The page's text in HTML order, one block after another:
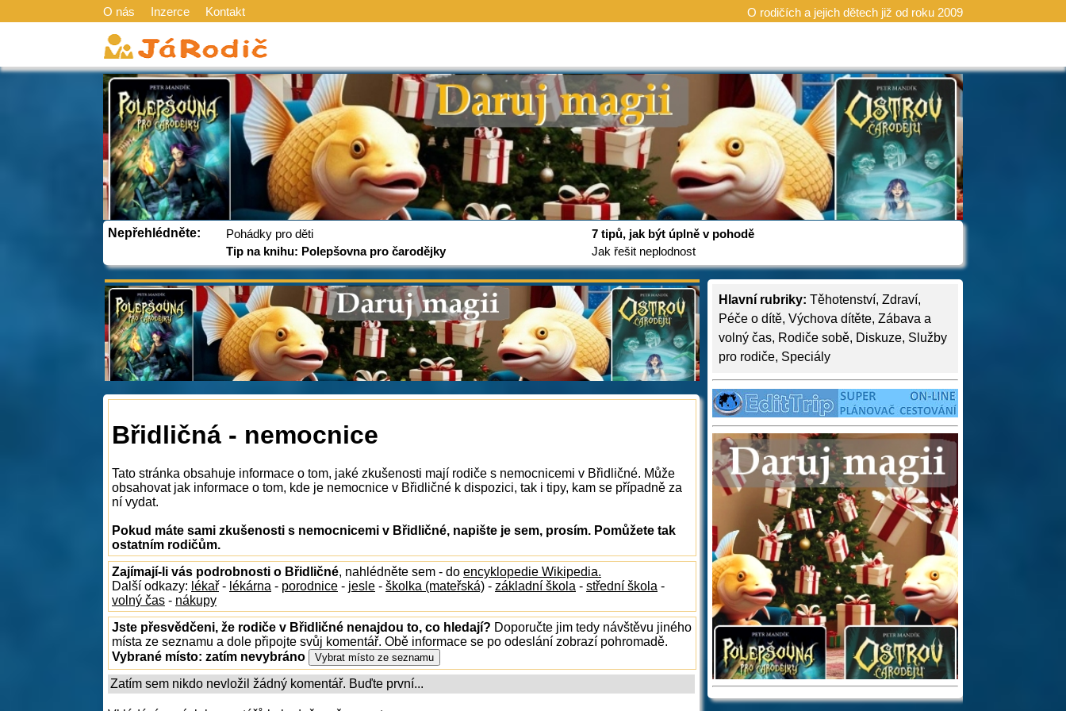
O nás Inzerce Kontakt O rodičích a jejich dětech již od roku 2009
Nepřehlédněte:
Pohádky pro děti
Tip na knihu: Polepšovna pro čarodějky
7 tipů, jak být úplně v pohodě
Jak řešit neplodnost
Hlavní rubriky: Těhotenství, Zdraví,
Péče o dítě, Výchova dítěte, Zábava a
volný čas, Rodiče sobě, Diskuze, Služby
pro rodiče, Speciály
Břidličná - nemocnice
Tato stránka obsahuje informace o tom, jaké zkušenosti mají rodiče s nemocnicemi v Břidličné. Může
obsahovat jak informace o tom, kde je nemocnice v Břidličné k dispozici, tak i tipy, kam se případně za
ní vydat.
Pokud máte sami zkušenosti s nemocnicemi v Břidličné, napište je sem, prosím. Pomůžete tak
ostatním rodičům.
Zajímají-li vás podrobnosti o Břidličné, nahlédněte sem - do encyklopedie Wikipedia.
Další odkazy: lékař - lékárna - porodnice - jesle - školka (mateřská) - základní škola - střední škola -
volný čas - nákupy
Jste přesvědčeni, že rodiče v Břidličné nenajdou to, co hledají? Doporučte jim tedy návštěvu jiného
místa ze seznamu a dole připojte svůj komentář. Obě informace se po odeslání zobrazí pohromadě.
Vybrané místo: zatím nevybráno
Zatím sem nikdo nevložil žádný komentář. Buďte první...